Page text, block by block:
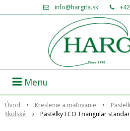
info@hargita.sk
Menu
Úvod Kreslenie a maľovanie
školské
Pastelky ECO Triangular